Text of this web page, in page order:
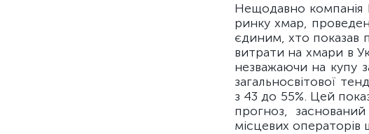
Нещодавно компанія
ринку хмар,
єдиним, хто показав
витрати на хмари в
незважаючи на купу
загальносвітової
з 43 до 55%. Цей
прогноз,
місцевих